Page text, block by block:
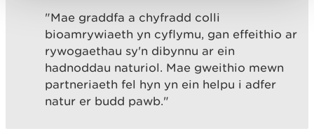
"Mae graddfa a chyfradd colli
bioamrywiaeth yn cyflymu, gan effeithio ar
rywogaethau sy'n dibynnu ar ein
hadnoddau naturiol. Mae gweithio mewn
partneriaeth fel hyn yn ein helpu i adfer
natur er budd pawb."